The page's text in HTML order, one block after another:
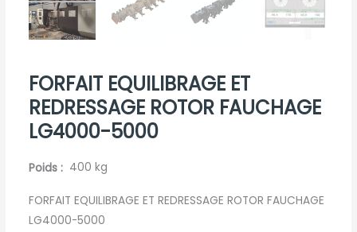
FORFAIT EQUILIBRAGE ET
REDRESSAGE ROTOR FAUCHAGE
LG4000-5000
Poids 400 kg
FORFAIT EQUILIBRAGE ET REDRESSAGE ROTOR FAUCHAGE
LG4000-5000